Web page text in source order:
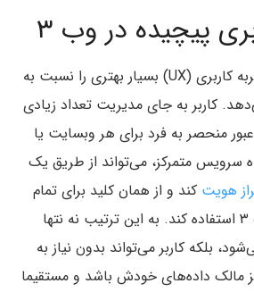
از نظر تئوری، وب ۳ تجربه کاربری (UX) بسیار بهتری را نسبت به
کاربر به جای مدیریت تعداد زیادی
عبور منحصر به فرد برای هر وبسایت یا
سرویس متمرکز، می‌تواند از طریق یک
هویت کند و از همان کلید برای تمام
برنامه‌های مبتنی بر وب ۳ استفاده کند. به این ترتیب نه نتها
بلکه کاربر می‌تواند بدون نیاز به
مالک داده‌های خودش باشد و مستقیما